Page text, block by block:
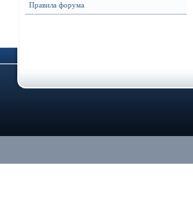
Правила форума